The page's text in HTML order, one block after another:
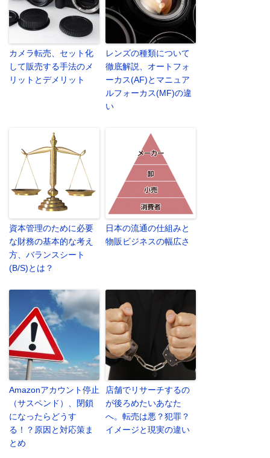
カメラ転売、セット化
して販売する手法のメ
リットとデメリット
レンズの種類について
徹底解説、オートフォ
ーカス(AF)とマニュア
ルフォーカス(MF)の違
い
資本管理のために必要
な財務の基本的な考え
方、バランスシート
(B/S)とは？
日本の流通の仕組みと
物販ビジネスの幅広さ
Amazonアカウント停止
（サスペンド）、閉鎖
になったらどうす
る！？原因と対応策ま
とめ
店舗でリサーチするの
が後ろめたいあなた
へ。転売は悪？犯罪？
イメージと現実の違い